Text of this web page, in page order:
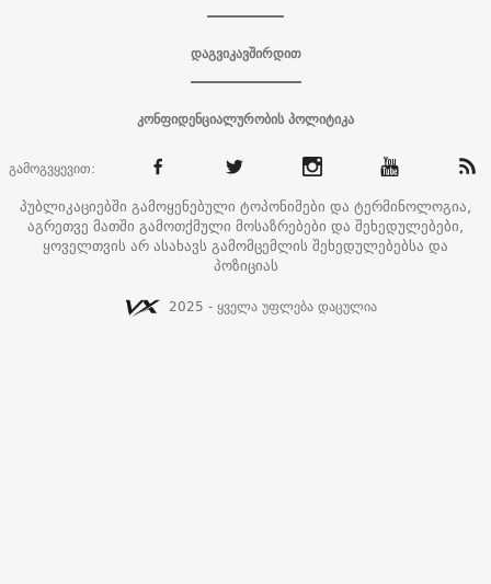
დაგვიკავშირდით
კონფიდენციალურობის პოლიტიკა
გამოგვყევით:
პუბლიკაციებში გამოყენებული ტოპონიმები და ტერმინოლოგია,
აგრეთვე მათში გამოთქმული მოსაზრებები და შეხედულებები,
ყოველთვის არ ასახავს გამომცემლის შეხედულებებსა და
პოზიციას
2025 - ყველა უფლება დაცულია